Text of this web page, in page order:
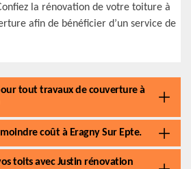
la rénovation de votre toiture à
afin de bénéficier d’un service de
tout travaux de couverture à
coût à Eragny Sur Epte.
toits avec Justin rénovation